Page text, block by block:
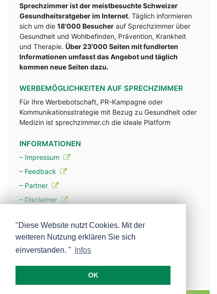
Sprechzimmer ist der meistbesuchte Schweizer
Gesundheitsratgeber im Internet. Täglich informieren
sich um die 18'000 Besucher auf Sprechzimmer über
Gesundheit und Wohlbefinden, Prävention, Krankheit
und Therapie. Über 23'000 Seiten mit fundlerten
Informationen umfasst das Angebot und täglich
kommen neue Seiten dazu.
WERBEMÖGLICHKEITEN AUF SPRECHZIMMER
Für Ihre Werbebotschaft, PR-Kampagne oder
Kommunikationsstrategie mit Bezug zu Gesundheit oder
Medizin ist sprechzimmer.ch die ideale Platform
INFORMATIONEN
– Impressum
– Feedback
– Partner
– Disclaimer
– Werbung
– Mehr über unsere Experten
"Diese Website nutzt Cookies. Mit der
weiteren Nutzung erklären Sie sich
einverstanden. "
Infos
OK